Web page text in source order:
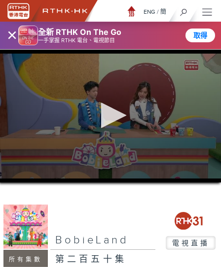
× 全新 RTHK On The Go
一手掌握 RTHK 電台、電視節目
取得
ENG / 簡
0
seconds
minutes,
7
seconds
所有集數
BobieLand 電視直播
第二百五十集